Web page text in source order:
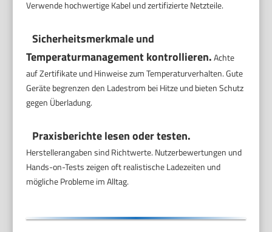
Verwende hochwertige Kabel und zertifizierte Netzteile.
Sicherheitsmerkmale und
Temperaturmanagement kontrollieren.Achte
auf Zertifikate und Hinweise zum Temperaturverhalten. Gute
Geräte begrenzen den Ladestrom bei Hitze und bieten Schutz
gegen Überladung.
Praxisberichte lesen oder testen.
Herstellerangaben sind Richtwerte. Nutzerbewertungen und
Hands-on-Tests zeigen oft realistische Ladezeiten und
mögliche Probleme im Alltag.